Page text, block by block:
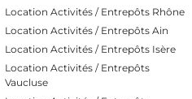
Location Activités / Entrepôts Rhône
Location Activités / Entrepôts Ain
Location Activités / Entrepôts Isère
Location Activités / Entrepôts
Vaucluse